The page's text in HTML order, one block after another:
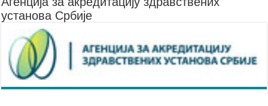
установа Србије